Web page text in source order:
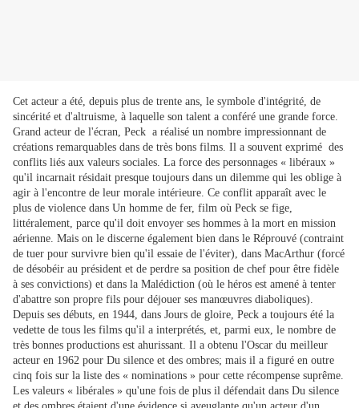
Cet acteur a été, depuis plus de trente ans, le symbole d'intégrité, de
sincérité et d'altruisme, à laquelle son talent a conféré une grande force.
Grand acteur de l'écran, Peck a réalisé un nombre impressionnant de
créations remarquables dans de très bons films. Il a souvent exprimé des
conflits liés aux valeurs sociales. La force des personnages « libéraux »
qu'il incarnait résidait presque toujours dans un dilemme qui les oblige à
agir à l'encontre de leur morale intérieure. Ce conflit apparaît avec le
plus de violence dans Un homme de fer, film où Peck se fige,
littéralement, parce qu'il doit envoyer ses hommes à la mort en mission
aérienne. Mais on le discerne également bien dans le Réprouvé (contraint
de tuer pour survivre bien qu'il essaie de l'éviter), dans MacArthur (forcé
de désobéir au président et de perdre sa position de chef pour être fidèle
à ses convictions) et dans la Malédiction (où le héros est amené à tenter
d'abattre son propre fils pour déjouer ses manœuvres diaboliques).
Depuis ses débuts, en 1944, dans Jours de gloire, Peck a toujours été la
vedette de tous les films qu'il a interprétés, et, parmi eux, le nombre de
très bonnes productions est ahurissant. Il a obtenu l'Oscar du meilleur
acteur en 1962 pour Du silence et des ombres; mais il a figuré en outre
cinq fois sur la liste des « nominations » pour cette récompense suprême.
Les valeurs « libérales » qu'une fois de plus il défendait dans Du silence